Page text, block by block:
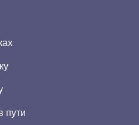
пути